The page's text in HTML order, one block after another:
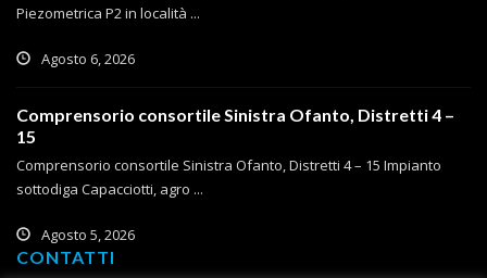
Piezometrica P2 in località ...
Agosto 6, 2026
Comprensorio consortile Sinistra Ofanto, Distretti 4 –
15
Comprensorio consortile Sinistra Ofanto, Distretti 4 – 15 Impianto
sottodiga Capacciotti, agro ...
Agosto 5, 2026
CONTATTI